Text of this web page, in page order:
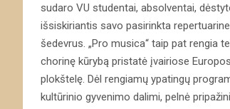
sudaro VU studentai, absolventai,
išsiskiriantis savo pasirinkta
šedevrus. „Pro musica“ taip pat rengia
chorinę kūrybą pristatė įvairiose
plokštelę. Dėl rengiamų ypatingų
kultūrinio gyvenimo dalimi, pelnė